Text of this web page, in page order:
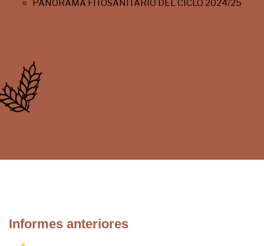
PANORAMA FITOSANITARIO DEL CICLO 2024/25
Informes anteriores